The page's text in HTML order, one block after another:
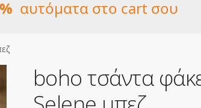
αυτόματα στο cart σου
boho τσάντα